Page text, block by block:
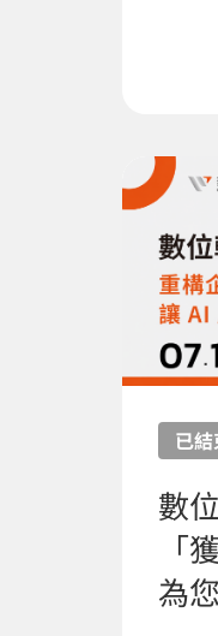
已結
數
「
為